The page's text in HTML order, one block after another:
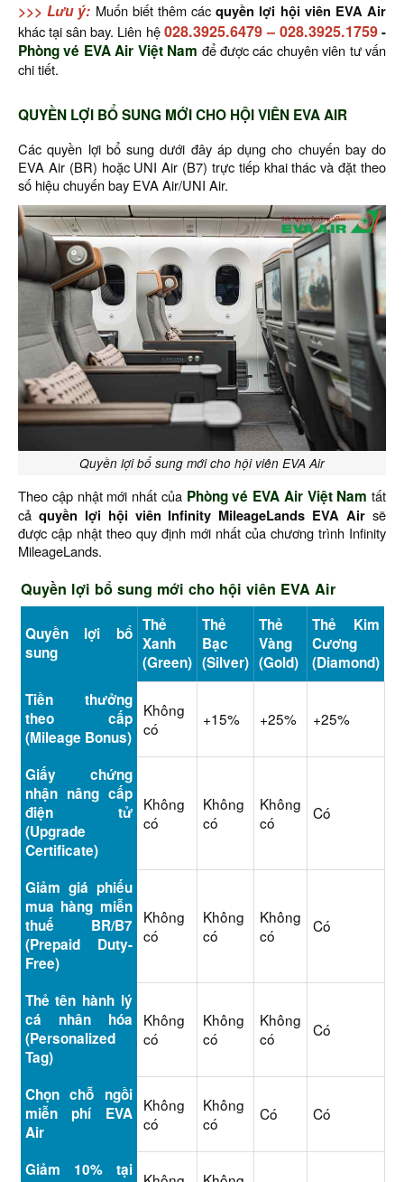
>>> Lưu ý: Muốn biết thêm cácquyền lợi hội viên EVA Air
khác tại sân bay. Liên hệ028.3925.6479– 028.3925.1759-
Phòng vé EVA Air Việt Nam để được các chuyên viên tư vấn
chi tiết.
QUYỀN LỢI BỔ SUNG MỚI CHO HỘI VIÊN EVA AIR
Các quyền lợi bổ sung dưới đây áp dụng cho chuyến bay do
EVA Air (BR) hoặc UNI Air (B7) trực tiếp khai thác và đặt theo
số hiệu chuyến bay EVA Air/UNI Air.
Quyền lợi bổ sung mới cho hội viên EVA Air
Theo cập nhật mới nhất của Phòng vé EVA Air Việt Nam tất
cả quyền lợi hội viên Infinity MileageLands EVA Airsẽ
được cập nhật theo quy định mới nhất của chương trình Infinity
MileageLands.
Quyền lợi bổ sung mới cho hội viên EVA Air
Quyền lợi bổ
sung
Thẻ
Xanh
(Green)
Thẻ
Bạc
(Silver)
Thẻ
Vàng
(Gold)
Thẻ Kim
Cương
(Diamond)
Tiền thưởng
theo cấp
(Mileage Bonus)
Không
có
+15% +25% +25%
Giấy chứng
nhận nâng cấp
điện tử
(Upgrade
Certificate)
Không
có
Không
có
Không
có
Có
Giảm giá phiếu
mua hàng miễn
thuế BR/B7
(Prepaid Duty-
Free)
Không
có
Không
có
Không
có
Có
Thẻ tên hành lý
cá nhân hóa
(Personalized
Tag)
Không
có
Không
có
Không
có
Có
Chọn chỗ ngồi
miễn phí EVA
Air
Không
có
Không
có
Có Có
Giảm 10% tại